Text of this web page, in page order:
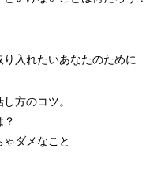
入れたいあなたのために
方のコツ。
？
ゃダメなこと